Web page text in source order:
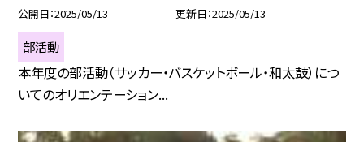
公開日 2025/05/13 更新日 2025/05/13
部活動
本年度の部活動（サッカー・バスケットボール・和太鼓）につ
いてのオリエンテーション...